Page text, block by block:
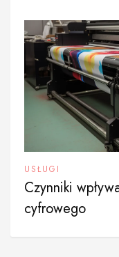
USŁUGI
Czynniki
cyfrowego